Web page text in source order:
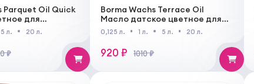
Parquet Oil Quick
для
деревянных
для внутренних
5 л. 20 л.
₽
Borma Wachs Terrace Oil
Масло датское цветное для
террас с антисептическими
добавками
0,125 л. 1 л. 5 л. 20 л.
920 ₽ 1010 ₽